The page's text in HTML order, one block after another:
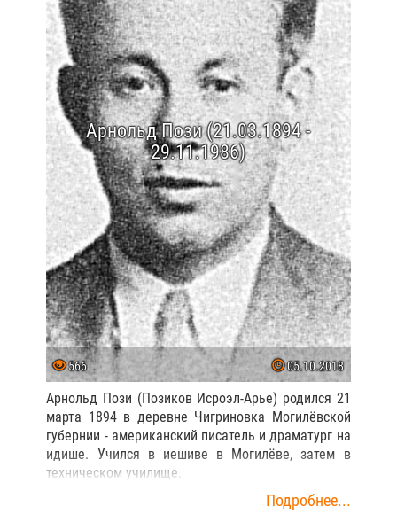
Арнольд Пози (21.03.1894 -
29.11.1986)
566 05.10.2018
Арнольд Пози (Позиков Исроэл-Арье) родился 21
марта 1894 в деревне Чигриновка Могилёвской
губернии - американский писатель и драматург на
идише. Учился в иешиве в Могилёве, затем в
техническом училище.
Подробнее...